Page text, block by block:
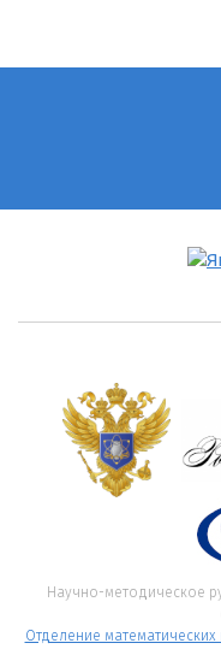
Научно-методическое
Отделение